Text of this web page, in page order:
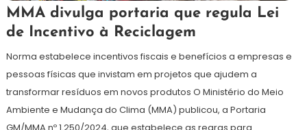
23
de
dezembro
de
Redação
MMA divulga portaria que regula Lei
de Incentivo à Reciclagem
Norma estabelece incentivos fiscais e benefícios a empresas e
pessoas físicas que invistam em projetos que ajudem a
transformar resíduos em novos produtos O Ministério do Meio
Ambiente e Mudança do Clima (MMA) publicou, a Portaria